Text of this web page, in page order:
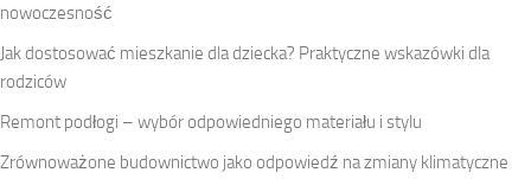
nowoczesność
Jak dostosować mieszkanie dla dziecka? Praktyczne wskazówki dla
rodziców
Remont podłogi – wybór odpowiedniego materiału i stylu
Zrównoważone budownictwo jako odpowiedź na zmiany klimatyczne